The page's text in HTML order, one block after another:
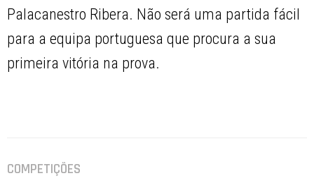
Palacanestro Ribera. Não será uma partida fácil
para a equipa portuguesa que procura a sua
primeira vitória na prova.
COMPETIÇÕES